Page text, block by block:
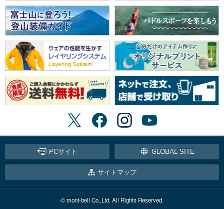
PCサイト GLOBAL SITE
サイトマップ
© mont-bell Co.,Ltd. All Rights Reserved.